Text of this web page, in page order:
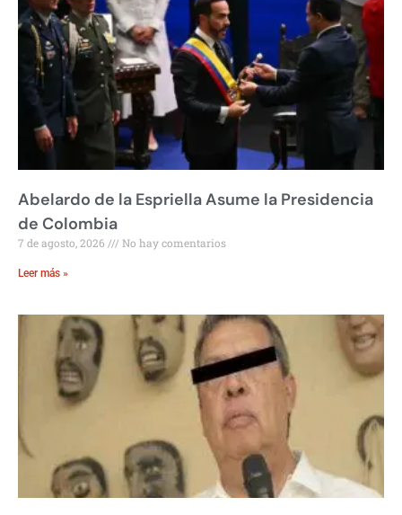
Abelardo de la Espriella Asume la Presidencia
de Colombia
7 de agosto, 2026 No hay comentarios
Leer más »